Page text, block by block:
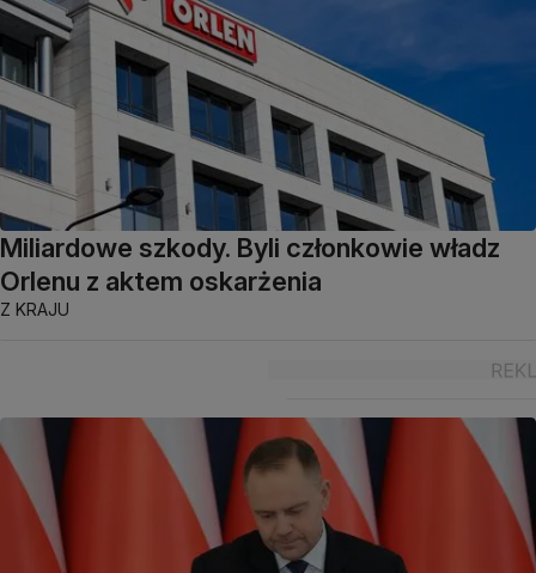
Miliardowe szkody. Byli członkowie władz
Orlenu z aktem oskarżenia
Z KRAJU